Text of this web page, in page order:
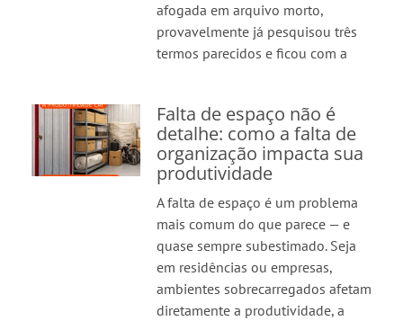
afogada em arquivo morto,
provavelmente já pesquisou três
termos parecidos e ficou com a
Falta de espaço não é
detalhe: como a falta de
organização impacta sua
produtividade
A falta de espaço é um problema
mais comum do que parece — e
quase sempre subestimado. Seja
em residências ou empresas,
ambientes sobrecarregados afetam
diretamente a produtividade, a